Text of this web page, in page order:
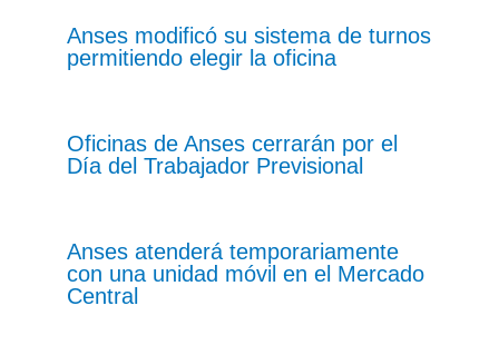
Anses modificó su sistema de turnos
permitiendo elegir la oficina
Oficinas de Anses cerrarán por el
Día del Trabajador Previsional
Anses atenderá temporariamente
con una unidad móvil en el Mercado
Central